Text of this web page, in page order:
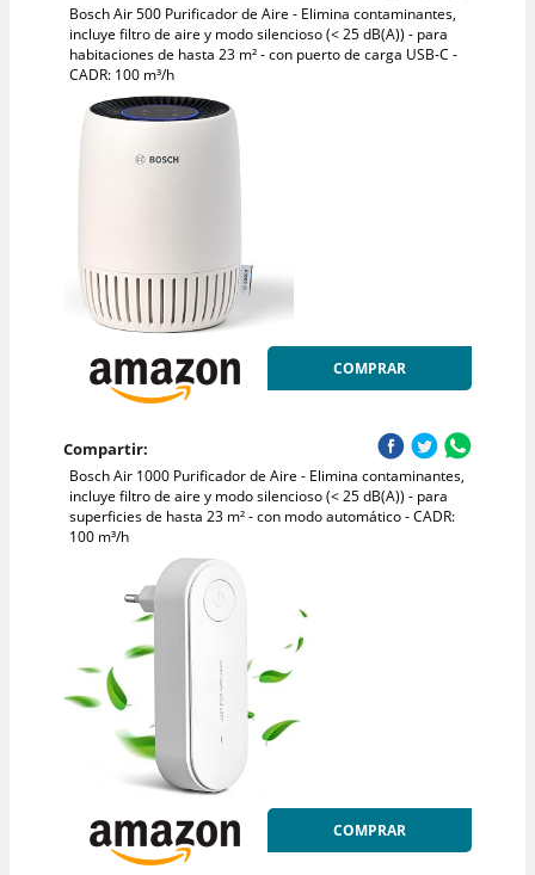
Bosch Air 500 Purificador de Aire - Elimina contaminantes,
incluye filtro de aire y modo silencioso (< 25 dB(A)) - para
habitaciones de hasta 23 m² - con puerto de carga USB-C -
CADR: 100 m³/h
COMPRAR
Compartir:
Bosch Air 1000 Purificador de Aire - Elimina contaminantes,
incluye filtro de aire y modo silencioso (< 25 dB(A)) - para
superficies de hasta 23 m² - con modo automático - CADR:
100 m³/h
COMPRAR